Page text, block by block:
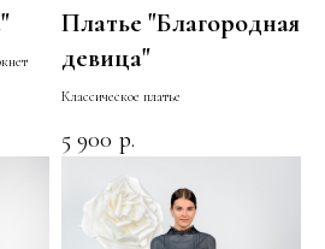
Платье "Благородная
девица"
Классическое платье
5 900 р.